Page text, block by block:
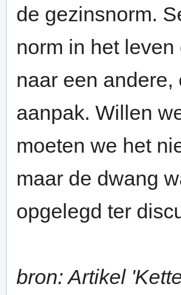
de gezinsnorm.
norm in het
naar een
aanpak. Willen
moeten we het
maar de dwang
opgelegd ter
bron: Artikel